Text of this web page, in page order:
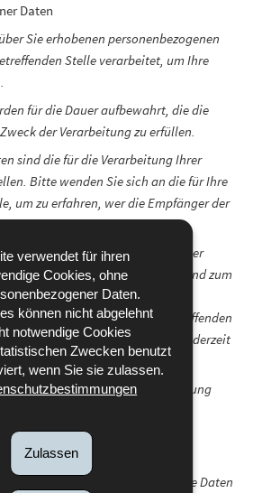
verwendet für ihren
Cookies, ohne
Daten.
können nicht abgelehnt
notwendige Cookies
Zwecken benutzt
wenn Sie sie zulassen.
Zulassen
Daten
Sie erhobenen personenbezogenen
Stelle verarbeitet, um Ihre
für die Dauer aufbewahrt, die die
der Verarbeitung zu erfüllen.
sind die für die Verarbeitung Ihrer
Bitte wenden Sie sich an die für Ihre
um zu erfahren, wer die Empfänger der
Daten sind.
2016/679zum Schutz natürlicher
personenbezogener Daten und zum
Sie ein Recht auf Auskunft,
in Bezug auf die Sie betreffenden
Sie das Recht, Ihre Einwilligung jederzeit
in Fällen, in denen die Verarbeitung
können Sie aus berechtigten
die Verarbeitung Ihrer Daten
und/oder Auskunft über Ihre Daten